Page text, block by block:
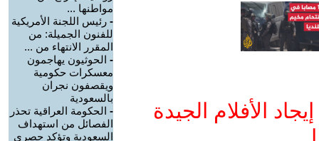
الأفلام الجيدة
مواطنها ...
- رئيس اللجنة الأمريكية
للفنون الجميلة: من
المقرر الانتهاء من ...
- الحوثيون يهاجمون
معسكرات حكومية
ويقصفون نجران
بالسعودية
- الحكومة العراقية تحذر
الفصائل من استهداف
السعودية وتؤكد حصري